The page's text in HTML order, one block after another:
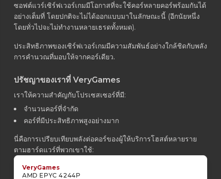
ซอฟต์แวร์เซิร์ฟเวอร์เกมมีโอกาสที่จะใช้คอร์หลายคอร์พร้อมกันได้
อย่างเต็มที่ โดยปกติจะไม่ได้ออกแบบมาในลักษณะนี้ (อีกนัยหนึ่ง
โดยทั่วไปจะไม่ทำงานหลายเธรดทั้งหมด).
ประสิทธิภาพของเซิร์ฟเวอร์เกมมีความสัมพันธ์อย่างใกล้ชิดกับพลัง
การคำนวณที่มอบให้จากคอร์เดียว.
ปรัชญาของเราที่ VeryGames
เราให้ความสำคัญกับโปรเซสเซอร์ที่มี:
จำนวนคอร์ที่จำกัด
คอร์ที่มีประสิทธิภาพสูงอย่างมาก
นี่คือการเปรียบเทียบพลังต่อคอร์ของผู้ให้บริการโฮสต์หลายราย
ตามฮาร์ดแวร์ที่พวกเขาใช้:
VeryGames
AMD EPYC 4244P